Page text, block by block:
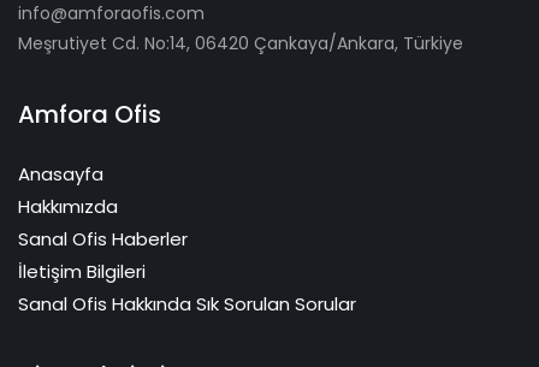
info@amforaofis.com
Meşrutiyet Cd. No:14, 06420 Çankaya/Ankara, Türkiye
Amfora Ofis
Anasayfa
Hakkımızda
Sanal Ofis Haberler
İletişim Bilgileri
Sanal Ofis Hakkında Sık Sorulan Sorular